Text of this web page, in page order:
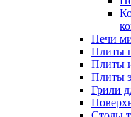
Печи
Плиты
Плиты
Плиты
Грили